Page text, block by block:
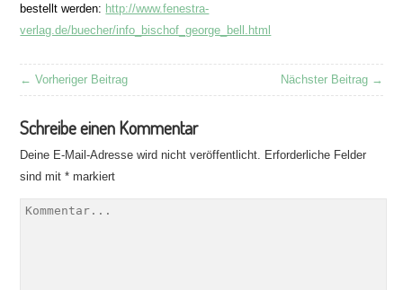
bestellt werden: http://www.fenestra-
verlag.de/buecher/info_bischof_george_bell.html
← Vorheriger Beitrag Nächster Beitrag →
Schreibe einen Kommentar
Deine E-Mail-Adresse wird nicht veröffentlicht.
Erforderliche Felder
sind mit* markiert